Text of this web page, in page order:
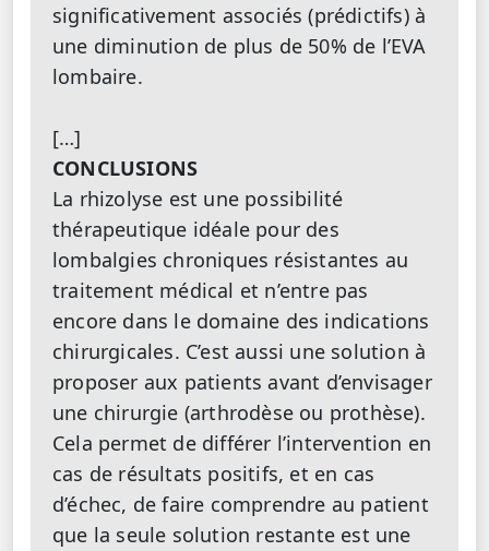
significativement associés (prédictifs) à
une diminution de plus de 50% de l’EVA
lombaire.
[…]
CONCLUSIONS
La rhizolyse est une possibilité
thérapeutique idéale pour des
lombalgies chroniques résistantes au
traitement médical et n’entre pas
encore dans le domaine des indications
chirurgicales. C’est aussi une solution à
proposer aux patients avant d’envisager
une chirurgie (arthrodèse ou prothèse).
Cela permet de différer l’intervention en
cas de résultats positifs, et en cas
d’échec, de faire comprendre au patient
que la seule solution restante est une